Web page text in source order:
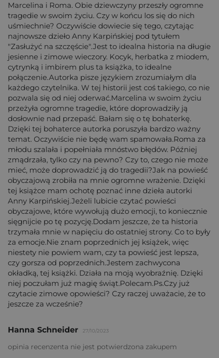
Marcelina i Roma. Obie dziewczyny przeszły ogromne
tragedie w swoim życiu. Czy w końcu los się do nich
uśmiechnie? Oczywiście dowiecie się tego, czytając
najnowsze dzieło Anny Karpińskiej pod tytułem
"Zasłużyć na szczęście".Jest to idealna historia na długie
jesienne i zimowe wieczory. Kocyk, herbatka z miodem,
cytrynką i imbirem plus ta książka, to idealne
połączenie.Autorka pisze językiem zrozumiałym dla
każdego czytelnika. W tej historii jest coś takiego, co nie
pozwala się od niej oderwać.Marcelina w swoim życiu
przeżyła ogromne tragedie, które doprowadziły ją
dosłownie nad przepaść. Bałam się o tę bohaterkę.
Dzięki tej bohaterce autorka poruszyła bardzo ważny
temat. Oczywiście nie będę wam spamowała.Roma za
młodu szalała i popełniała mnóstwo błędów. Później
zmądrzała, tylko czy na pewno? Czy to, czego nie może
mieć, może doprowadzić ją do tragedii?Jak na powieść
obyczajową zrobiła na mnie ogromne wrażenie. Dzięki
tej książce mam ochotę poznać inne dzieła autorki
Anny Karpińskiej.Jeżeli lubicie czytać powieści
obyczajowe, które wywołują dużo emocji, to koniecznie
sięgnijcie po tę pozycję.Dodam jeszcze, że ta historia
trzymała mnie w napięciu do ostatniej strony. Co to były
za emocje.Nie znam poprzednich jej książek, więc
niestety nie powiem wam, czy ta powieść jest lepsza,
czy gorsza od poprzednich.Jestem zachwycona
okładką, tej książki. Działa na moją wyobraźnię. Dzięki
niej poczułam już magię świąt.Polecam.Ps.Czy już
czytacie zimowe opowieści? Czy raczej uważacie, że to
jeszcze za wcześnie?
Hanna Schneider 27/10/2023
opinia recenzenta nie jest potwierdzona zakupem